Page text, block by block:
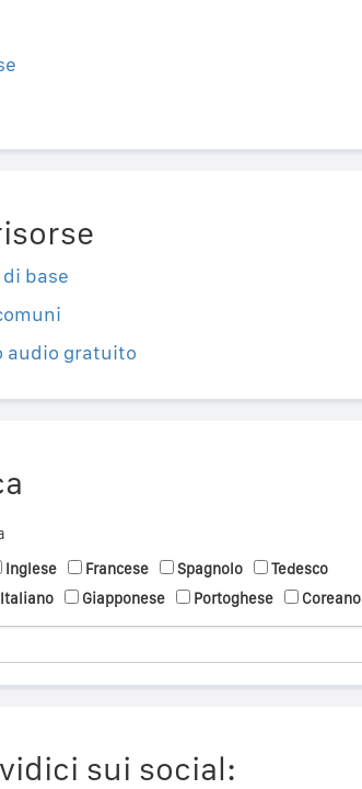
base
audio gratuito
Inglese Francese Spagnolo
Tedesco
Italiano Giapponese Portoghese Coreano
sui social: